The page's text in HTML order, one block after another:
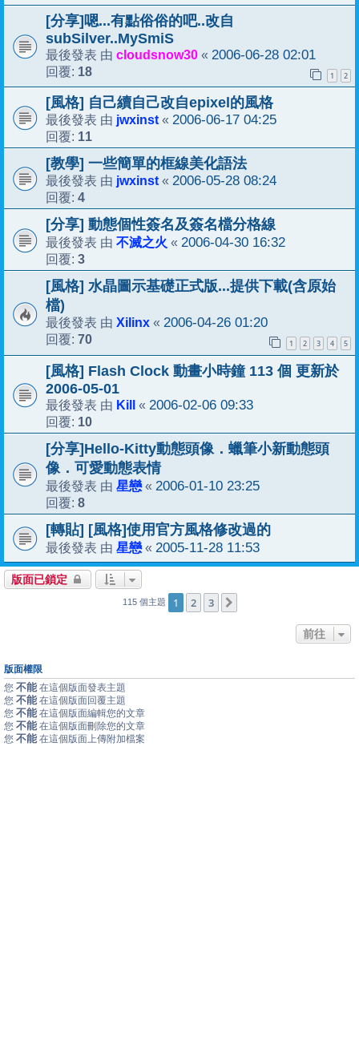
[分享]嗯...有點俗俗的吧..改自
subSilver..MySmiS
最後發表 由 cloudsnow30 « 2006-06-28 02:01
回覆: 18 1 2
[風格] 自己續自己改自epixel的風格
最後發表 由 jwxinst« 2006-06-17 04:25
回覆: 11
[教學] 一些簡單的框線美化語法
最後發表 由 jwxinst« 2006-05-28 08:24
回覆: 4
[分享] 動態個性簽名及簽名檔分格線
最後發表 由 不滅之火 « 2006-04-30 16:32
回覆: 3
[風格] 水晶圖示基礎正式版...提供下載(含原始
檔)
最後發表 由 Xilinx « 2006-04-26 01:20
回覆: 70 1 2 3 4 5
[風格] Flash Clock 動畫小時鐘 113 個 更新於
2006-05-01
最後發表 由 Kill « 2006-02-06 09:33
回覆: 10
[分享]Hello-Kitty動態頭像．蠟筆小新動態頭
像．可愛動態表情
最後發表 由 星戀« 2006-01-10 23:25
回覆: 8
[轉貼] [風格]使用官方風格修改過的
最後發表 由 星戀« 2005-11-28 11:53
版面已鎖定
115 個主題 1 2 3
前往
版面權限
您 不能 在這個版面發表主題
您 不能 在這個版面回覆主題
您 不能 在這個版面編輯您的文章
您 不能 在這個版面刪除您的文章
您 不能 在這個版面上傳附加檔案